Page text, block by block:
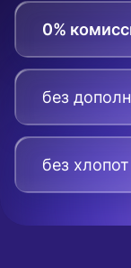
0%
без
без хлопот